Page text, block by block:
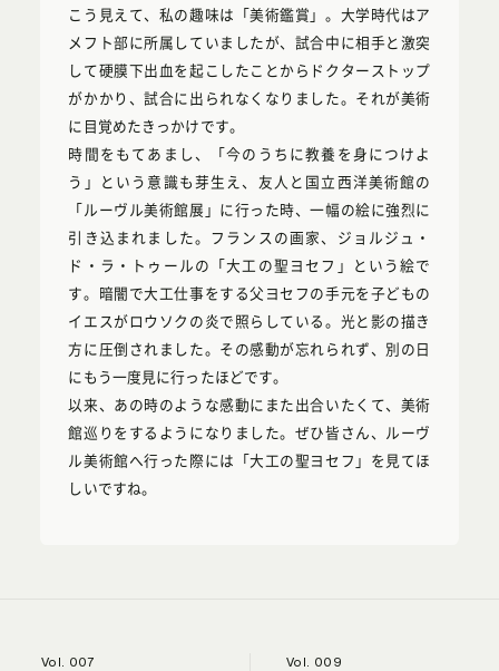
こう見えて、私の趣味は「美術鑑賞」。大学時代はア
メフト部に所属していましたが、試合中に相手と激突
して硬膜下出血を起こしたことからドクターストップ
がかかり、試合に出られなくなりました。それが美術
に目覚めたきっかけです。
時間をもてあまし、「今のうちに教養を身につけよ
う」という意識も芽生え、友人と国立西洋美術館の
「ルーヴル美術館展」に行った時、一幅の絵に強烈に
引き込まれました。フランスの画家、ジョルジュ・
ド・ラ・トゥールの「大工の聖ヨセフ」という絵で
す。暗闇で大工仕事をする父ヨセフの手元を子どもの
イエスがロウソクの炎で照らしている。光と影の描き
方に圧倒されました。その感動が忘れられず、別の日
にもう一度見に行ったほどです。
以来、あの時のような感動にまた出合いたくて、美術
館巡りをするようになりました。ぜひ皆さん、ルーヴ
ル美術館へ行った際には「大工の聖ヨセフ」を見てほ
しいですね。
Vol. 007 Vol. 009